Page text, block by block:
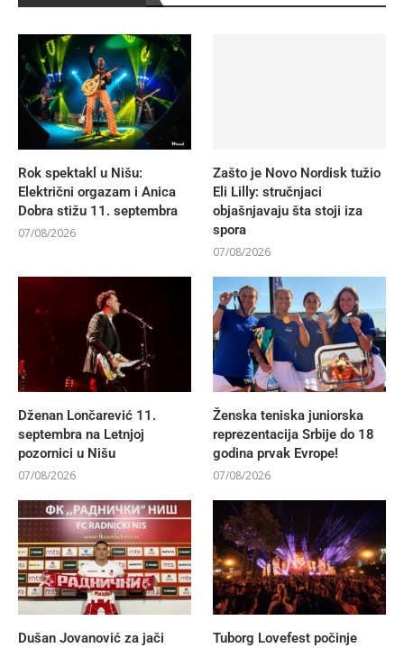
Rok spektakl u Nišu:
Električni orgazam i Anica
Dobra stižu 11. septembra
07/08/2026
Zašto je Novo Nordisk tužio
Eli Lilly: stručnjaci
objašnjavaju šta stoji iza
spora
07/08/2026
Dženan Lončarević 11.
septembra na Letnjoj
pozornici u Nišu
07/08/2026
Ženska teniska juniorska
reprezentacija Srbije do 18
godina prvak Evrope!
07/08/2026
Dušan Jovanović za jači
Tuborg Lovefest počinje